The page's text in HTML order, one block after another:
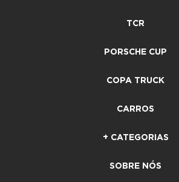
TCR
PORSCHE CUP
COPA TRUCK
CARROS
+ CATEGORIAS
SOBRE NÓS